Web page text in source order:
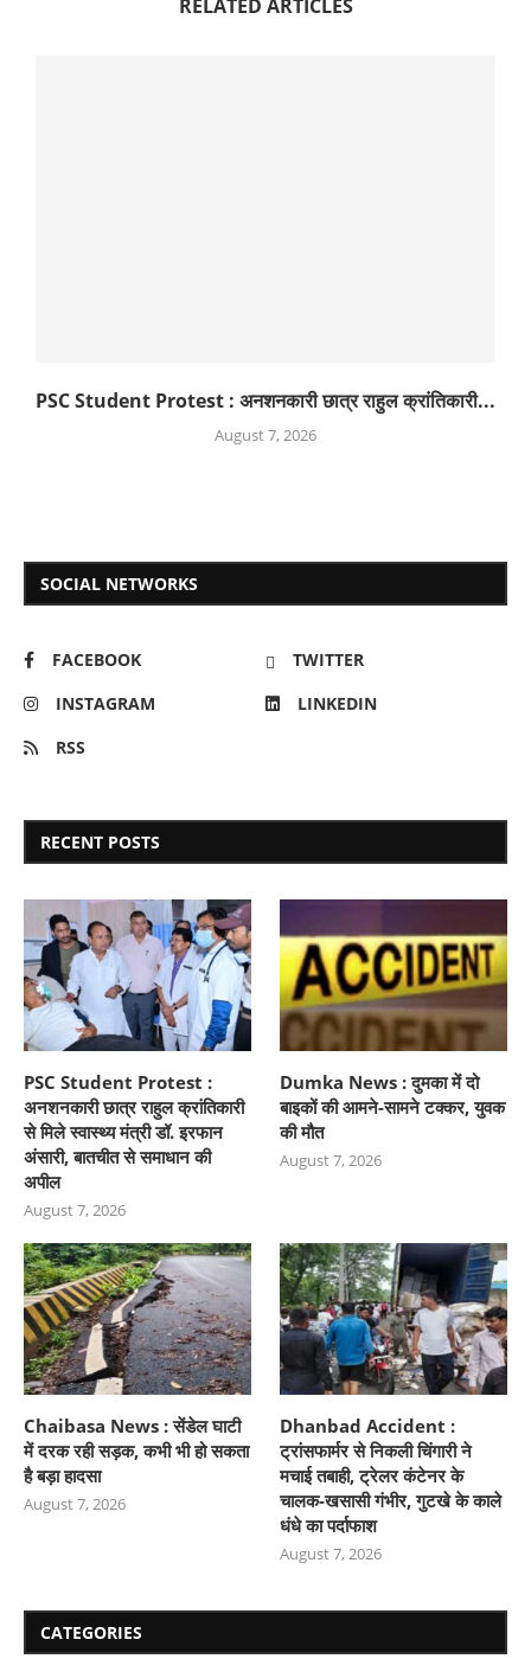
RELATED ARTICLES
PSC Student Protest : अनशनकारी छात्र राहुल क्रांतिकारी...
August 7, 2026
SOCIAL NETWORKS
FACEBOOK
TWITTER
INSTAGRAM
LINKEDIN
RSS
RECENT POSTS
PSC Student Protest :
अनशनकारी छात्र राहुल क्रांतिकारी
से मिले स्वास्थ्य मंत्री डॉ. इरफान
अंसारी, बातचीत से समाधान की
अपील
August 7, 2026
Dumka News : दुमका में दो
बाइकों की आमने-सामने टक्कर, युवक
की मौत
August 7, 2026
Chaibasa News : सेंडेल घाटी
में दरक रही सड़क, कभी भी हो सकता
है बड़ा हादसा
August 7, 2026
Dhanbad Accident :
ट्रांसफार्मर से निकली चिंगारी ने
मचाई तबाही, ट्रेलर कंटेनर के
चालक-खसासी गंभीर, गुटखे के काले
धंधे का पर्दाफाश
August 7, 2026
CATEGORIES